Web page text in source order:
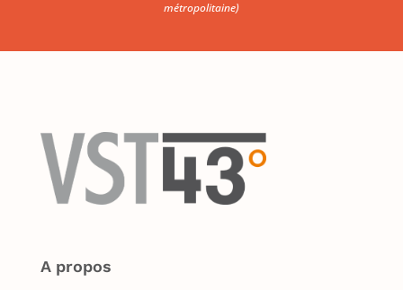
métropolitaine)
A propos